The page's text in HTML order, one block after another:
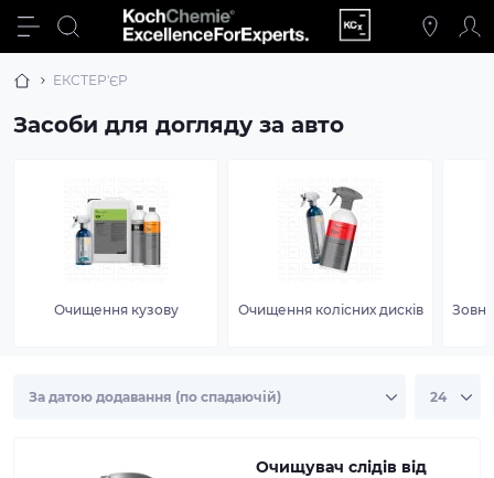
ЕКСТЕР'ЄР
Засоби для догляду за авто
Очищення кузову Очищення колісних дисків
Очищувач слідів від